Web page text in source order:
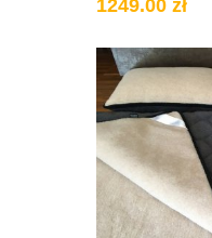
1249.00 zł